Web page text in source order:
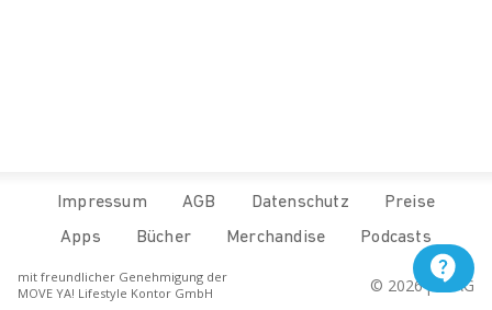
Impressum AGB Datenschutz
Preise
Apps
Bücher Merchandise Podcasts
mit freundlicher Genehmigung der
MOVE YA! Lifestyle Kontor GmbH
© 2026 pur.AG